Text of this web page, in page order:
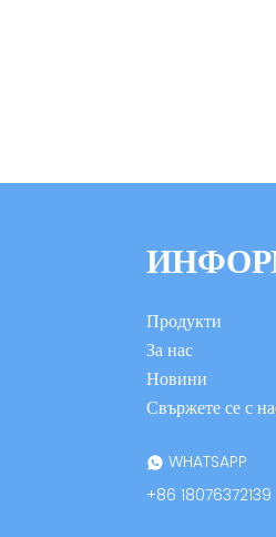
Продукти
За нас
Новини
Свържете се с
WHATSAPP
+86 18076372139